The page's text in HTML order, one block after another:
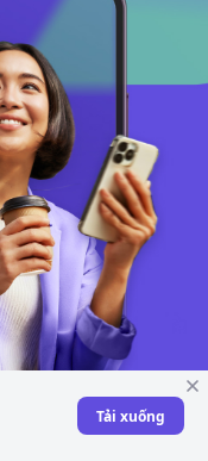
Tải xuống